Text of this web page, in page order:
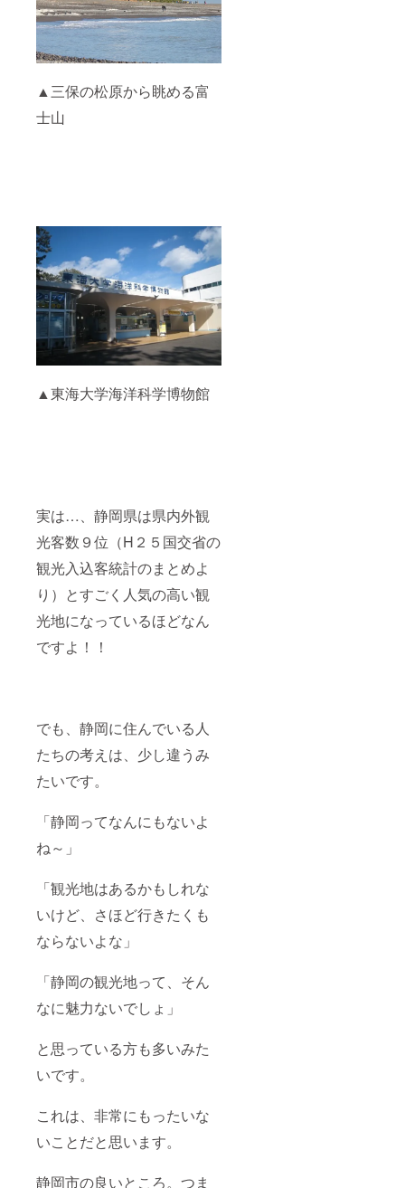
▲三保の松原から眺める富
士山
▲東海大学海洋科学博物館
実は…、静岡県は県内外観
光客数９位（H２５国交省の
観光入込客統計のまとめよ
り）とすごく人気の高い観
光地になっているほどなん
ですよ！！
でも、静岡に住んでいる人
たちの考えは、少し違うみ
たいです。
「静岡ってなんにもないよ
ね～」
「観光地はあるかもしれな
いけど、さほど行きたくも
ならないよな」
「静岡の観光地って、そん
なに魅力ないでしょ」
と思っている方も多いみた
いです。
これは、非常にもったいな
いことだと思います。
静岡市の良いところ。つま